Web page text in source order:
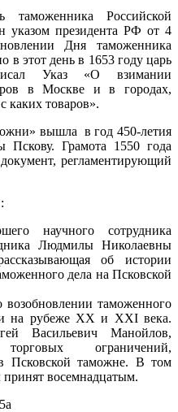
таможенника Российской
указом президента РФ от 4
Дня таможенника
этот день в 1653 году царь
Указ «О взимании
в Москве и в городах,
каких товаров».
вышла в год 450-летия
Пскову. Грамота 1550 года
регламентирующий
научного сотрудника
Людмилы Николаевны
об истории
дела на Псковской
возобновлении таможенного
на рубеже XX и XXI века.
Васильевич Манойлов,
ограничений,
Псковской таможне. В том
восемнадцатым.